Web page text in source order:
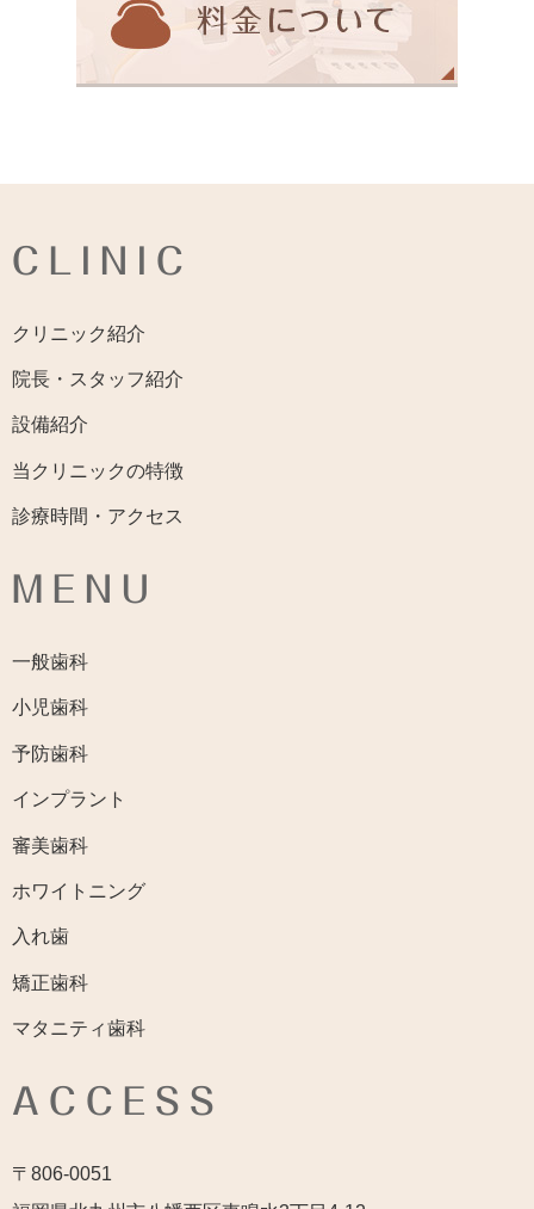
CLINIC
クリニック紹介
院長・スタッフ紹介
設備紹介
当クリニックの特徴
診療時間・アクセス
MENU
一般歯科
小児歯科
予防歯科
インプラント
審美歯科
ホワイトニング
入れ歯
矯正歯科
マタニティ歯科
ACCESS
〒806-0051